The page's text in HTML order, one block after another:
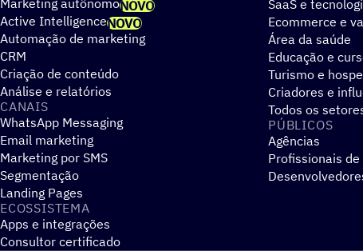
Marketing autônomoNOVO
Active IntelligenceNOVO
Automação de marketing
CRM
Criação de conteúdo
Análise e relatórios
CANAIS
WhatsApp Messaging
Email marketing
Marketing por SMS
Segmentação
Landing Pages
ECOSSISTEMA
Apps e integrações
Consultor certificado
SaaS e
Ecommerce e
Área da saúde
Educação e
Turismo e
Criadores e
Todos os
PÚBLICOS
Agências
Profissionais